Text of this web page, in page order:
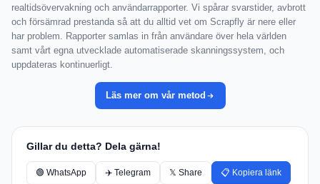
realtidsövervakning och användarrapporter. Vi spårar svarstider, avbrott
och försämrad prestanda så att du alltid vet om Scrapfly är nere eller
har problem. Rapporter samlas in från användare över hela världen
samt vårt egna utvecklade automatiserade skanningssystem, och
uppdateras kontinuerligt.
Läs mer om vår metod
Gillar du detta? Dela gärna!
🟢 WhatsApp ✈️ Telegram 𝕏 Share 📋 Kopiera länk